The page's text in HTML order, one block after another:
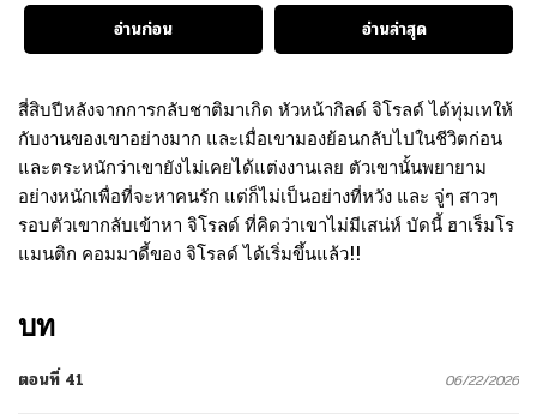
อ่านก่อน
อ่านล่าสุด
สี่สิบปีหลังจากการกลับชาติมาเกิด หัวหน้ากิลด์ จิโรลด์ ได้ทุ่มเทให้
กับงานของเขาอย่างมาก และเมื่อเขามองย้อนกลับไปในชีวิตก่อน
และตระหนักว่าเขายังไม่เคยได้แต่งงานเลย ตัวเขานั้นพยายาม
อย่างหนักเพื่อที่จะหาคนรัก แต่ก็ไม่เป็นอย่างที่หวัง และ จู่ๆ สาวๆ
รอบตัวเขากลับเข้าหา จิโรลด์ ที่คิดว่าเขาไม่มีเสน่ห์ บัดนี้ ฮาเร็มโร
แมนติก คอมมาดี้ของ จิโรลด์ ได้เริ่มขึ้นแล้ว!!
บท
ตอนที่ 41 06/22/2026